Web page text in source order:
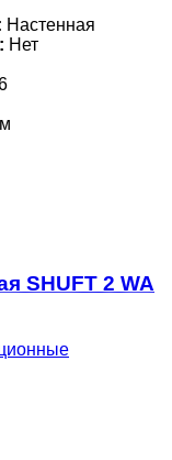
Настенная
Нет
SHUFT 2 WA